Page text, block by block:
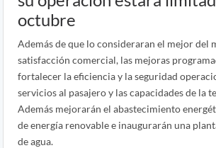
octubre
Además de que lo consideraran el mejor del
satisfacción comercial, las mejoras
fortalecer la eficiencia y la seguridad
servicios al pasajero y las capacidades de la
Además mejorarán el abastecimiento
de energía renovable e inaugurarán una
de agua.